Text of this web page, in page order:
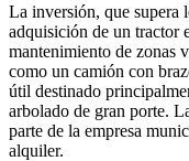
La inversión, que supera
adquisición de un tractor
mantenimiento de zonas
como un camión con
útil destinado
arbolado de gran porte.
parte de la empresa
alquiler.